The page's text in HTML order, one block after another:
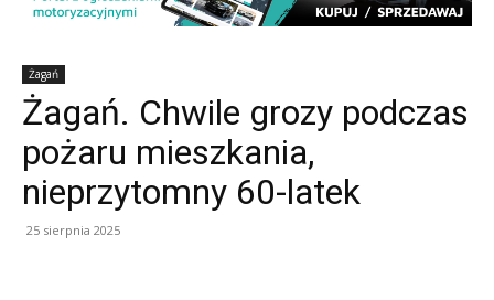
Żagań
Żagań. Chwile grozy podczas
pożaru mieszkania,
nieprzytomny 60-latek
25 sierpnia 2025